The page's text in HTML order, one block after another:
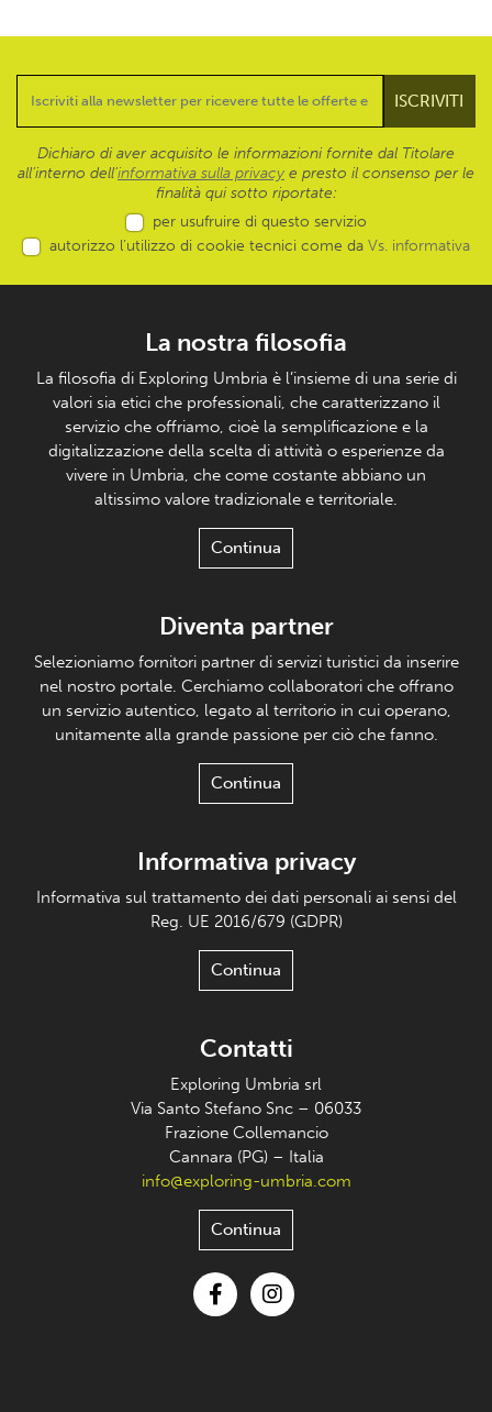
Dichiaro di aver acquisito le informazioni fornite dal Titolare
all’interno dell'informativa sulla privacy e presto il consenso per le
finalità qui sotto riportate:
per usufruire di questo servizio
autorizzo l’utilizzo di cookie tecnici come da Vs. informativa
La nostra filosofia
La filosofia di Exploring Umbria è l’insieme di una serie di
valori sia etici che professionali, che caratterizzano il
servizio che offriamo, cioè la semplificazione e la
digitalizzazione della scelta di attività o esperienze da
vivere in Umbria, che come costante abbiano un
altissimo valore tradizionale e territoriale.
Continua
Diventa partner
Selezioniamo fornitori partner di servizi turistici da inserire
nel nostro portale. Cerchiamo collaboratori che offrano
un servizio autentico, legato al territorio in cui operano,
unitamente alla grande passione per ciò che fanno.
Continua
Informativa privacy
Informativa sul trattamento dei dati personali ai sensi del
Reg. UE 2016/679 (GDPR)
Continua
Contatti
Exploring Umbria srl
Via Santo Stefano Snc – 06033
Frazione Collemancio
Cannara (PG) – Italia
info@exploring-umbria.com
Continua